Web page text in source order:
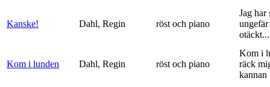
Kanske! Dahl, Regin röst och piano
Jag har
otäckt...
Kom i lunden Dahl, Regin röst och piano
Kom i
räck
kannan